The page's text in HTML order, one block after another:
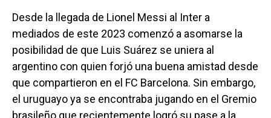
Desde la llegada de Lionel Messi al Inter a
mediados de este 2023 comenzó a asomarse la
posibilidad de que Luis Suárez se uniera al
argentino con quien forjó una buena amistad desde
que compartieron en el FC Barcelona. Sin embargo,
el uruguayo ya se encontraba jugando en el Gremio